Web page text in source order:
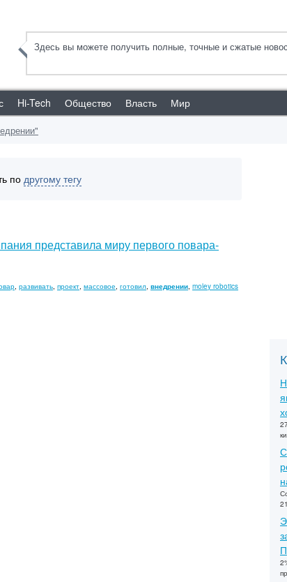
Здесь вы можете получить полные, точные и сжатые
Hi-Tech Общество Власть Мир
по другому тегу
представила миру первого повара-
, развивать, проект, массовое, готовил, внедрении, moley robotics